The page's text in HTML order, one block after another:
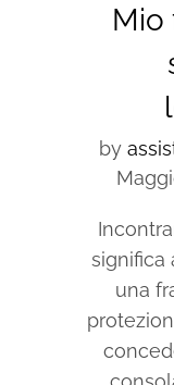
Mio
by
significa
una